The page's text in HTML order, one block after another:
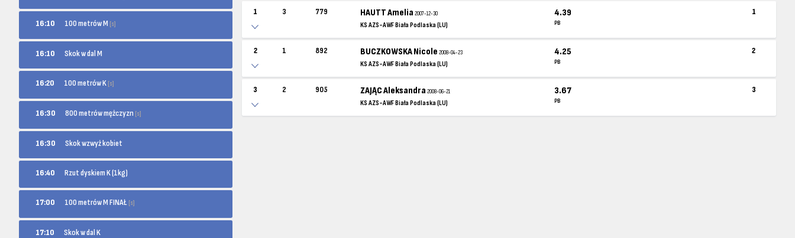
16:10 100 metrów M [s]
16:10 Skok w dal M
16:20 100 metrów K [s]
16:30 800 metrów mężczyzn [s]
16:30 Skok wzwyż kobiet
16:40 Rzut dyskiem K (1kg)
17:00 100 metrów M FINAŁ [s]
17:10 Skok w dal K
1 3 779 HAUTT Amelia2007-12-30
KS AZS-AWF Biała Podlaska (LU)
4.39
PB
1
2 1 892 BUCZKOWSKA Nicole2008-04-23
KS AZS-AWF Biała Podlaska (LU)
4.25
PB
2
3 2 905 ZAJĄC Aleksandra2008-06-21
KS AZS-AWF Biała Podlaska (LU)
3.67
PB
3